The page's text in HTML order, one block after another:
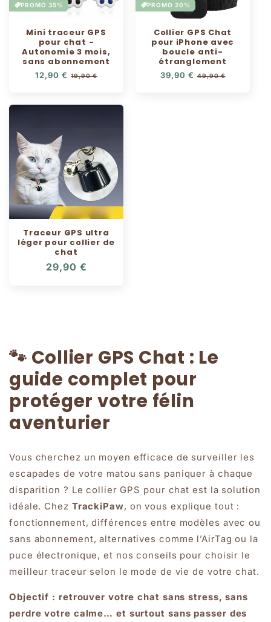
PROMO 35%
Mini traceur GPS
pour chat -
Autonomie 3 mois,
sans abonnement
Prix
12,90 € Prix
19,90 €
PROMO 20%
Collier GPS Chat
pour iPhone avec
boucle anti-
étranglement
Prix
39,90 € Prix
49,90 €
Traceur GPS ultra
léger pour collier de
chat
Prix
29,90 €
🐾 Collier GPS Chat : Le
guide complet pour
protéger votre félin
aventurier
Vous cherchez un moyen efficace de surveiller les
escapades de votre matou sans paniquer à chaque
disparition ? Le collier GPS pour chat est la solution
idéale. Chez TrackiPaw, on vous explique tout :
fonctionnement, différences entre modèles avec ou
sans abonnement, alternatives comme l’AirTag ou la
puce électronique, et nos conseils pour choisir le
meilleur traceur selon le mode de vie de votre chat.
Objectif : retrouver votre chat sans stress, sans
perdre votre calme… et surtout sans passer des